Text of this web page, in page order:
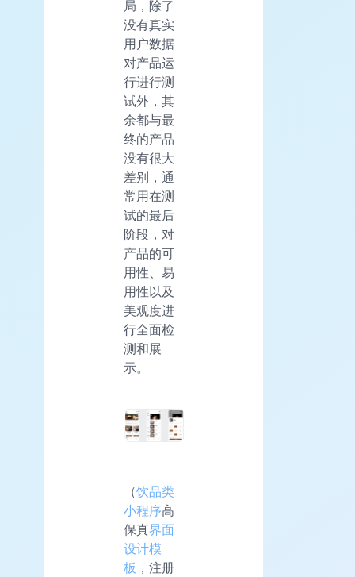
局，除了
没有真实
用户数据
对产品运
行进行测
试外，其
余都与最
终的产品
没有很大
差别，通
常用在测
试的最后
阶段，对
产品的可
用性、易
用性以及
美观度进
行全面检
测和展
示。
（饮品类
小程序高
保真界面
设计模
板 ，注册